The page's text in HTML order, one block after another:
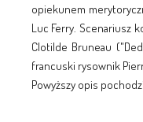
opiekunem
Luc Ferry. Scenariusz
Clotilde Bruneau
francuski rysownik
Powyższy opis